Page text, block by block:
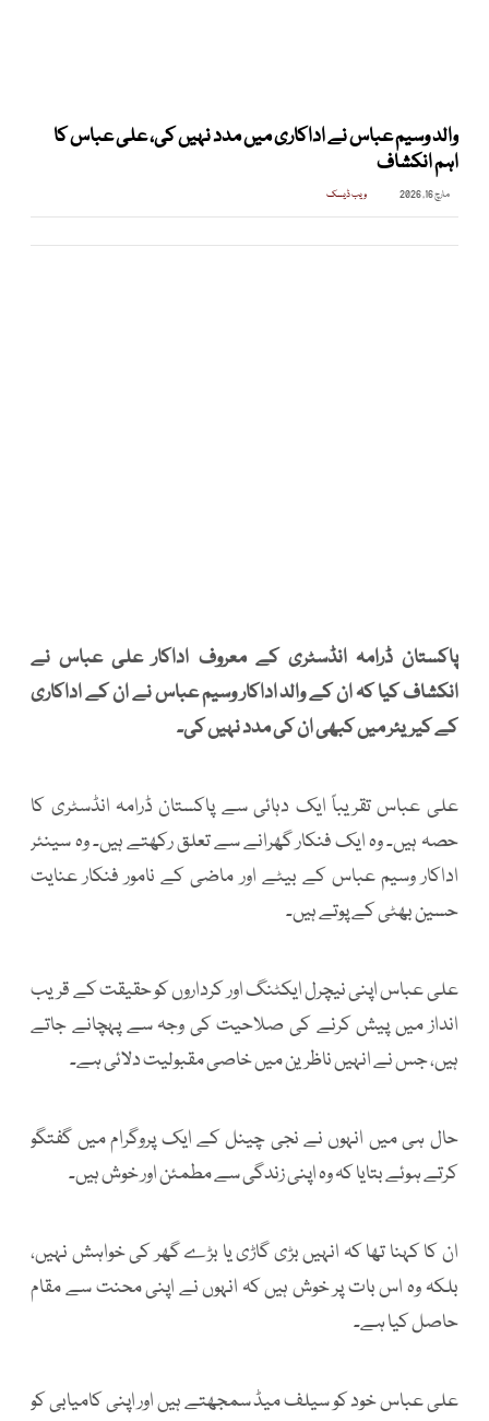
والد وسیم عباس نے اداکاری میں مدد نہیں کی، علی عباس کا
اہم انکشاف
مارچ 16, 2026 ویب ڈیسک
پاکستان ڈرامہ انڈسٹری کے معروف اداکار علی عباس نے
انکشاف کیا کہ ان کے والد اداکار وسیم عباس نے ان کے اداکاری
کے کیریئر میں کبھی ان کی مدد نہیں کی۔
علی عباس تقریباً ایک دہائی سے پاکستان ڈرامہ انڈسٹری کا
حصہ ہیں۔ وہ ایک فنکار گھرانے سے تعلق رکھتے ہیں۔ وہ سینئر
اداکار وسیم عباس کے بیٹے اور ماضی کے نامور فنکار عنایت
حسین بھٹی کے پوتے ہیں۔
علی عباس اپنی نیچرل ایکٹنگ اور کرداروں کو حقیقت کے قریب
انداز میں پیش کرنے کی صلاحیت کی وجہ سے پہچانے جاتے
ہیں، جس نے انہیں ناظرین میں خاصی مقبولیت دلائی ہے۔
حال ہی میں انہوں نے نجی چینل کے ایک پروگرام میں گفتگو
کرتے ہوئے بتایا کہ وہ اپنی زندگی سے مطمئن اور خوش ہیں۔
ان کا کہنا تھا کہ انہیں بڑی گاڑی یا بڑے گھر کی خواہش نہیں،
بلکہ وہ اس بات پر خوش ہیں کہ انہوں نے اپنی محنت سے مقام
حاصل کیا ہے۔
علی عباس خود کو سیلف میڈ سمجھتے ہیں اور اپنی کامیابی کو